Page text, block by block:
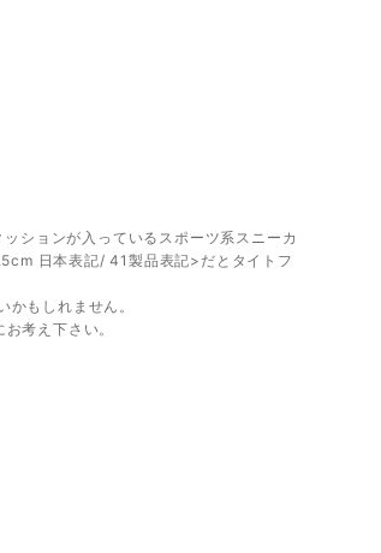
ションが入っているスポーツ系スニーカ
日本表記/ 41製品表記>だとタイトフ
もしれません。
考え下さい。